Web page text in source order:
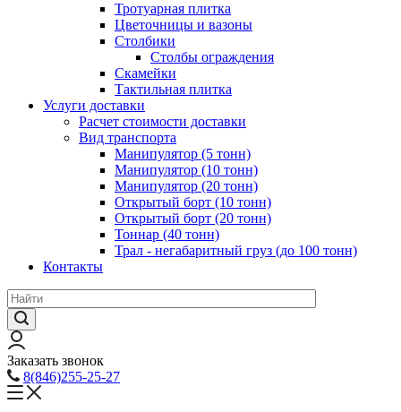
Тротуарная плитка
Цветочницы и вазоны
Столбики
Столбы ограждения
Скамейки
Тактильная плитка
Услуги доставки
Расчет стоимости доставки
Вид транспорта
Манипулятор (5 тонн)
Манипулятор (10 тонн)
Манипулятор (20 тонн)
Открытый борт (10 тонн)
Открытый борт (20 тонн)
Тоннар (40 тонн)
Трал - негабаритный груз (до 100 тонн)
Контакты
Заказать звонок
8(846)255-25-27